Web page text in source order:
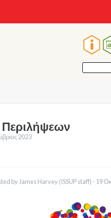
2023
by James Harvey (ISSUP staff) - 19